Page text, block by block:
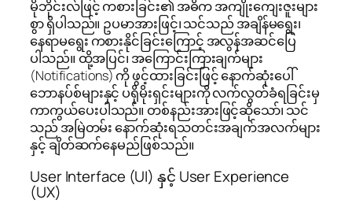
မိုဘိုင်းလ်ဖြင့် ကစားခြင်း၏ အဓိက အကျိုးကျေးဇူးများ
စွာ ရှိပါသည်။ ဥပမာအားဖြင့်၊ သင်သည် အချိန်မရွေး၊
နေရာမရွေး ကစားနိုင်ခြင်းကြောင့် အလွန်အဆင်ပြေ
ပါသည်။ ထို့အပြင်၊ အကြောင်းကြားချက်များ
(Notifications) ကို ဖွင့်ထားခြင်းဖြင့် နောက်ဆုံးပေါ်
ဘောနပ်စ်များနှင့် ပရိုမိုးရှင်းများကို လက်လွတ်ခံရခြင်းမှ
ကာကွယ်ပေးပါသည်။ တစ်နည်းအားဖြင့်ဆိုသော်၊ သင်
သည် အမြဲတမ်း နောက်ဆုံးရသတင်းအချက်အလက်များ
နှင့် ချိတ်ဆက်နေမည်ဖြစ်သည်။
User Interface (UI) နှင့် User Experience
(UX)